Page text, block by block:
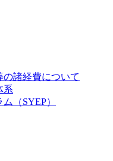
諸経費について
系
（SYEP）